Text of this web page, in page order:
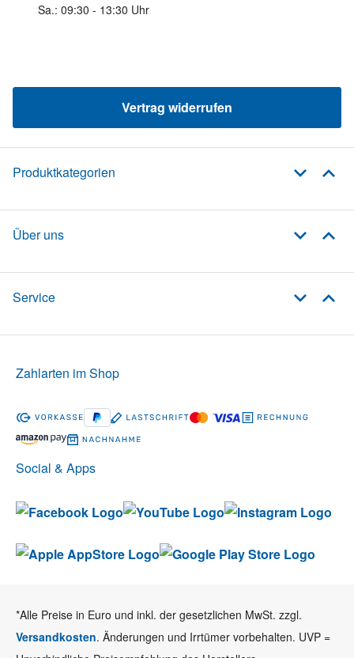
Sa.: 09:30 - 13:30 Uhr
Vertrag widerrufen
Produktkategorien
Über uns
Service
Social & Apps
Zahlarten im Shop
*Alle Preise in Euro und inkl. der gesetzlichen MwSt. zzgl.
Versandkosten. Änderungen und Irrtümer vorbehalten. UVP =